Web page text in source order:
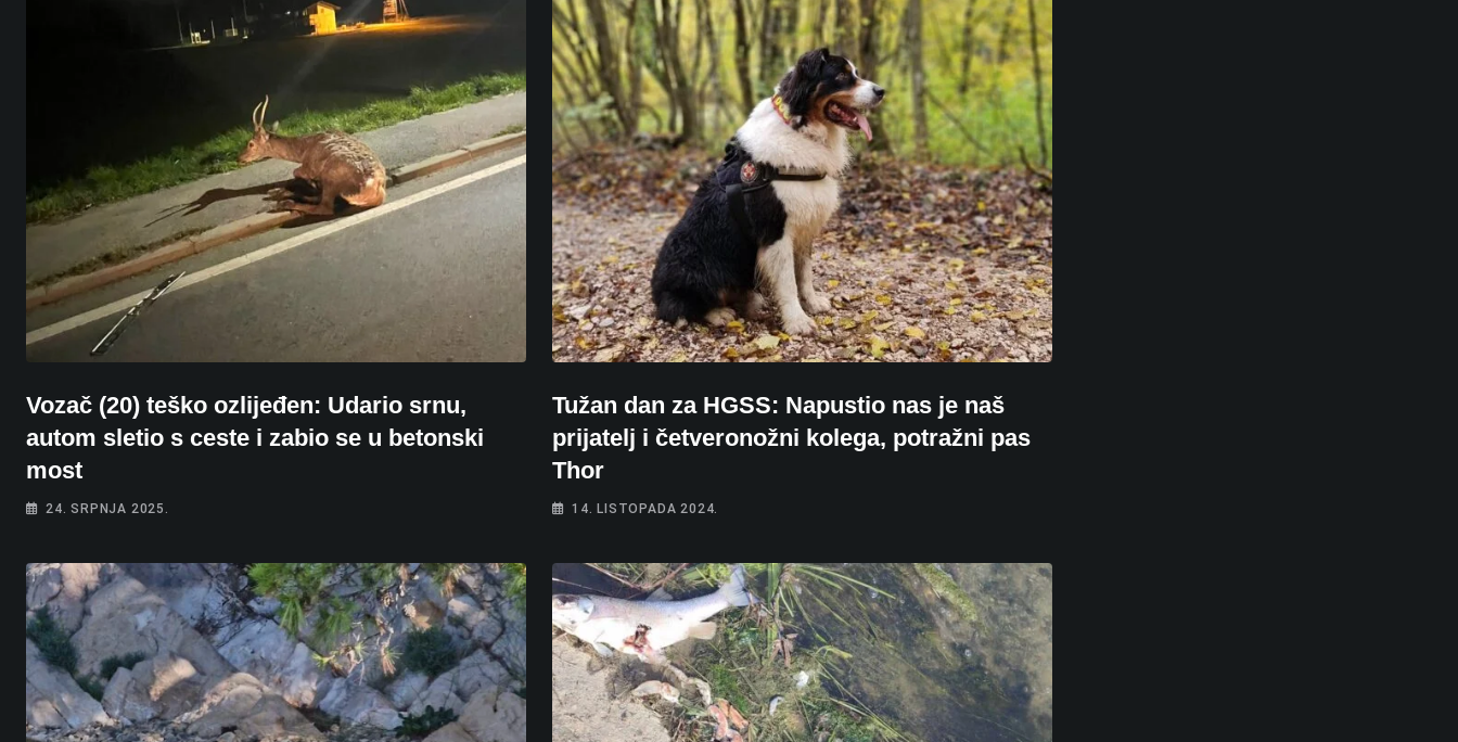
Vozač (20) teško ozlijeđen: Udario srnu,
autom sletio s ceste i zabio se u betonski
most
24. SRPNJA 2025.
Tužan dan za HGSS: Napustio nas je naš
prijatelj i četveronožni kolega, potražni pas
Thor
14. LISTOPADA 2024.